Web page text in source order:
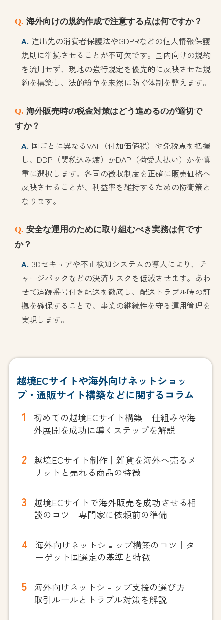
海外向けの規約作成で注意する点は何ですか？
進出先の消費者保護法やGDPRなどの個人情報保護
規則に準拠させることが不可欠です。国内向けの規約
を流用せず、現地の強行規定を優先的に反映させた規
約を構築し、法的紛争を未然に防ぐ体制を整えます。
海外販売時の税金対策はどう進めるのが適切で
すか？
国ごとに異なるVAT（付加価値税）や免税点を把握
し、DDP（関税込み渡）かDAP（荷受人払い）かを慎
重に選択します。各国の徴収制度を正確に販売価格へ
反映させることが、利益率を維持するための防衛策と
なります。
安全な運用のために取り組むべき実務は何です
か？
3Dセキュアや不正検知システムの導入により、チ
ャージバックなどの決済リスクを低減させます。あわ
せて追跡番号付き配送を徹底し、配送トラブル時の証
拠を確保することで、事業の継続性を守る運用管理を
実現します。
越境ECサイトや海外向けネットショッ
プ・通販サイト構築などに関するコラム
初めての越境ECサイト構築｜仕組みや海
外展開を成功に導くステップを解説
越境ECサイト制作｜雑貨を海外へ売るメ
リットと売れる商品の特徴
越境ECサイトで海外販売を成功させる相
談のコツ｜専門家に依頼前の準備
海外向けネットショップ構築のコツ｜タ
ーゲット国選定の基準と特徴
海外向けネットショップ支援の選び方｜
取引ルールとトラブル対策を解説